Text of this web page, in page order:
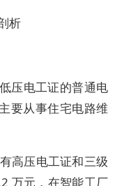
析
压电工证的普通电
要从事住宅电路维
高压电工证和三级
万元，在智能工厂